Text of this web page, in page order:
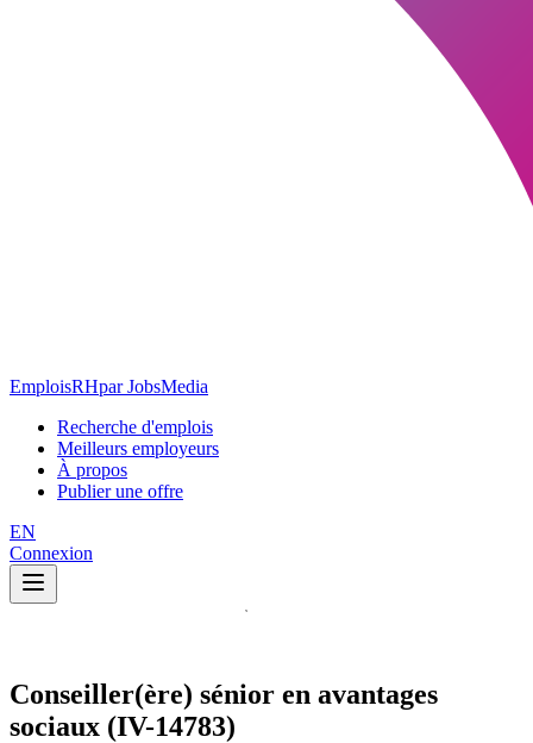
EmploisRHpar JobsMedia
Recherche d'emplois
Meilleurs employeurs
À propos
Publier une offre
EN
Connexion
Conseiller(ère) sénior en avantages
sociaux (IV-14783)